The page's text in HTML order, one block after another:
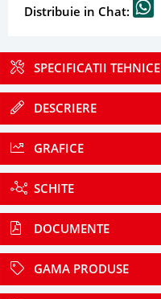
Distribuie in Chat:
SPECIFICATII TEHNICE
DESCRIERE
GRAFICE
SCHITE
DOCUMENTE
GAMA PRODUSE